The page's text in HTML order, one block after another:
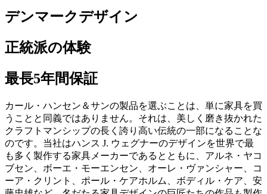
デンマークデザイン
正統派の体験
最長5年間保証
カール・ハンセン＆サンの製品を選ぶことは、単に家具を買
うことと同義ではありません。それは、美しく磨き抜かれた
クラフトマンシップの長く誇り高い伝統の一部になることな
のです。当社はハンス J. ウェグナーのデザインを世界で最
も多く製作する家具メーカーであるとともに、アルネ・ヤコ
ブセン、ボーエ・モーエンセン、オーレ・ヴァンシャー、コ
ーア・クリント、ポール・ケアホルム、ボディル・ケア、安